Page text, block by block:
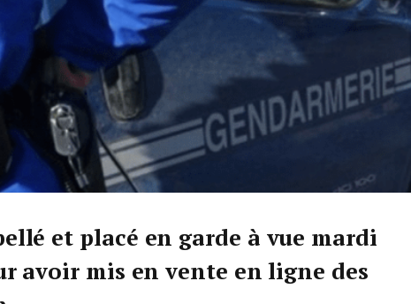
et placé en garde à vue mardi
avoir mis en vente en ligne des